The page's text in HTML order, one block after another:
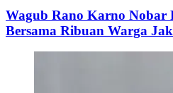
Wagub Rano Karno Nobar
Bersama Ribuan Warga